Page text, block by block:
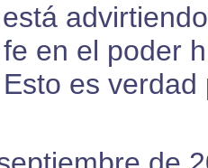
en el poder
es